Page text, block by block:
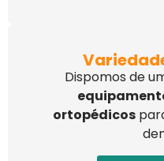
Dispomos de
ortopédicos